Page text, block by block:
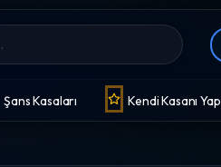
Şans Kasaları Kendi Kasanı Yap